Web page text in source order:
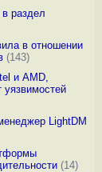
раздел
в отношении
(143)
и AMD,
LightDM
(14)